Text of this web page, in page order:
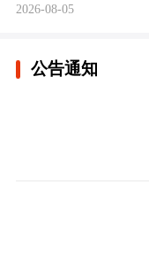
2026-08-05
公告通知